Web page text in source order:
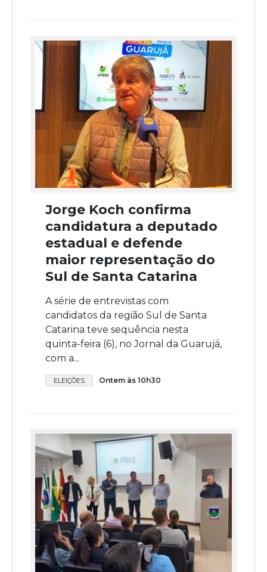
Jorge Koch confirma
candidatura a deputado
estadual e defende
maior representação do
Sul de Santa Catarina
A série de entrevistas com
candidatos da região Sul de Santa
Catarina teve sequência nesta
quinta-feira (6), no Jornal da Guarujá,
com a...
ELEIÇÕES Ontem às 10h30